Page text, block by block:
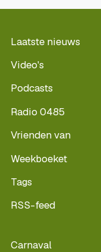
Laatste nieuws
Video's
Podcasts
Radio 0485
Vrienden van
Weekboeket
Tags
RSS-feed
Carnaval